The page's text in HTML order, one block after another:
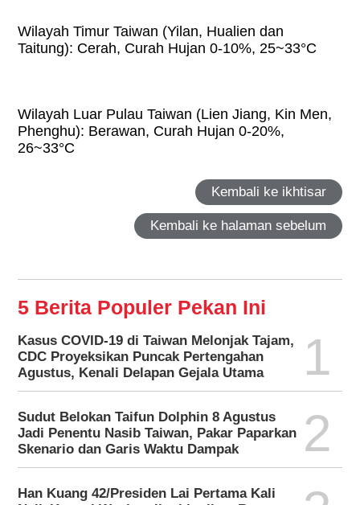
Wilayah Timur Taiwan (Yilan, Hualien dan
Taitung): Cerah, Curah Hujan 0-10%, 25~33°C
Wilayah Luar Pulau Taiwan (Lien Jiang, Kin Men,
Phenghu): Berawan, Curah Hujan 0-20%,
26~33°C
Kembali ke ikhtisar
Kembali ke halaman sebelum
5 Berita Populer Pekan Ini
Kasus COVID-19 di Taiwan Melonjak Tajam,
CDC Proyeksikan Puncak Pertengahan
Agustus, Kenali Delapan Gejala Utama
1
Sudut Belokan Taifun Dolphin 8 Agustus
Jadi Penentu Nasib Taiwan, Pakar Paparkan
Skenario dan Garis Waktu Dampak
2
Han Kuang 42/Presiden Lai Pertama Kali